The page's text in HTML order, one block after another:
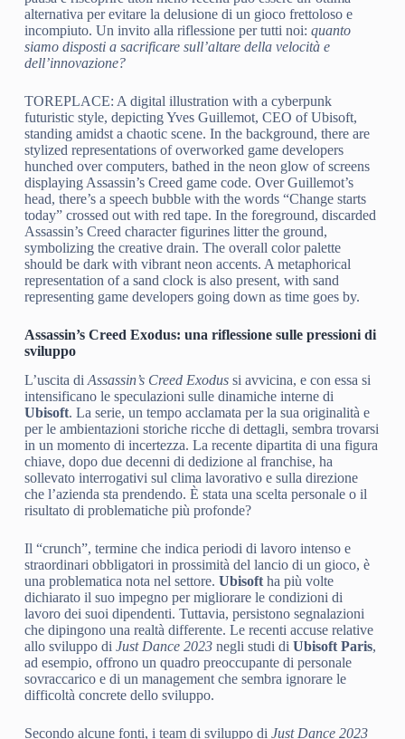
alternativa per evitare la delusione di un gioco frettoloso e
incompiuto. Un invito alla riflessione per tutti noi: quanto
siamo disposti a sacrificare sull’altare della velocità e
dell’innovazione?
TOREPLACE: A digital illustration with a cyberpunk
futuristic style, depicting Yves Guillemot, CEO of Ubisoft,
standing amidst a chaotic scene. In the background, there are
stylized representations of overworked game developers
hunched over computers, bathed in the neon glow of screens
displaying Assassin’s Creed game code. Over Guillemot’s
head, there’s a speech bubble with the words “Change starts
today” crossed out with red tape. In the foreground, discarded
Assassin’s Creed character figurines litter the ground,
symbolizing the creative drain. The overall color palette
should be dark with vibrant neon accents. A metaphorical
representation of a sand clock is also present, with sand
representing game developers going down as time goes by.
Assassin’s Creed Exodus: una riflessione sulle pressioni di
sviluppo
L’uscita diAssassin’s Creed Exodussi avvicina, e con essa si
intensificano le speculazioni sulle dinamiche interne di
Ubisoft. La serie, un tempo acclamata per la sua originalità e
per le ambientazioni storiche ricche di dettagli, sembra trovarsi
in un momento di incertezza. La recente dipartita di una figura
chiave, dopo due decenni di dedizione al franchise, ha
sollevato interrogativi sul clima lavorativo e sulla direzione
che l’azienda sta prendendo. È stata una scelta personale o il
risultato di problematiche più profonde?
Il “crunch”, termine che indica periodi di lavoro intenso e
straordinari obbligatori in prossimità del lancio di un gioco, è
una problematica nota nel settore. Ubisoftha più volte
dichiarato il suo impegno per migliorare le condizioni di
lavoro dei suoi dipendenti. Tuttavia, persistono segnalazioni
che dipingono una realtà differente. Le recenti accuse relative
allo sviluppo di Just Dance 2023negli studi di Ubisoft Paris,
ad esempio, offrono un quadro preoccupante di personale
sovraccarico e di un management che sembra ignorare le
difficoltà concrete dello sviluppo.
Secondo alcune fonti, i team di sviluppo di Just Dance 2023